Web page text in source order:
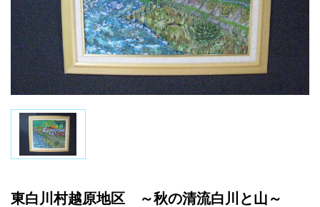
東白川村越原地区 ～秋の清流白川と山～